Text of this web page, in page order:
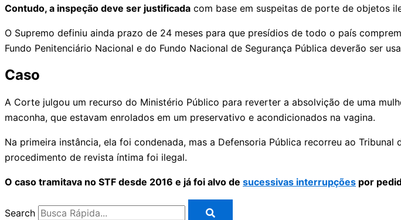
Contudo, a inspeção deve ser justificada com base em suspeitas de porte de objetos
O Supremo definiu ainda prazo de 24 meses para que presídios de todo o país
Fundo Penitenciário Nacional e do Fundo Nacional de Segurança Pública deverão ser
Caso
A Corte julgou um recurso do Ministério Público para reverter a absolvição de uma
maconha, que estavam enrolados em um preservativo e acondicionados na vagina.
Na primeira instância, ela foi condenada, mas a Defensoria Pública recorreu ao
procedimento de revista íntima foi ilegal.
O caso tramitava no STF desde 2016 e já foi alvo de sucessivas interrupções por
Search